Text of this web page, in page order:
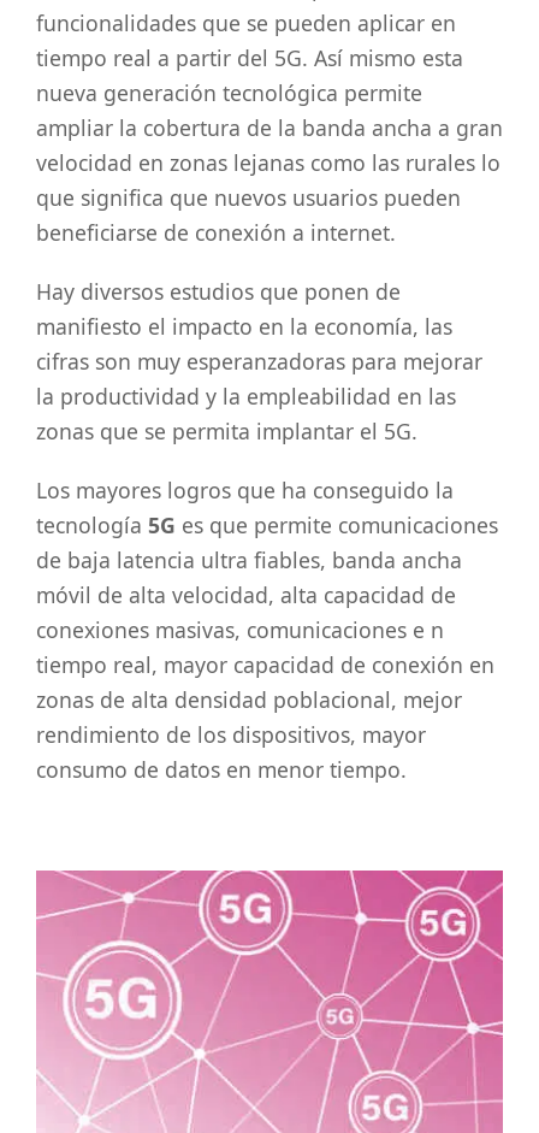
funcionalidades que se pueden aplicar en
tiempo real a partir del 5G. Así mismo esta
nueva generación tecnológica permite
ampliar la cobertura de la banda ancha a gran
velocidad en zonas lejanas como las rurales lo
que significa que nuevos usuarios pueden
beneficiarse de conexión a internet.
Hay diversos estudios que ponen de
manifiesto el impacto en la economía, las
cifras son muy esperanzadoras para mejorar
la productividad y la empleabilidad en las
zonas que se permita implantar el 5G.
Los mayores logros que ha conseguido la
tecnología 5G es que permite comunicaciones
de baja latencia ultra fiables, banda ancha
móvil de alta velocidad, alta capacidad de
conexiones masivas, comunicaciones e n
tiempo real, mayor capacidad de conexión en
zonas de alta densidad poblacional, mejor
rendimiento de los dispositivos, mayor
consumo de datos en menor tiempo.